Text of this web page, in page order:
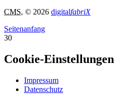
CMS, © 2026 digitalfabriX
Seitenanfang
30
Cookie-Einstellungen
Impressum
Datenschutz